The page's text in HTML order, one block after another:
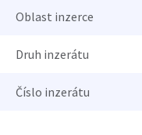
Oblast inzerce
Druh inzerátu
Číslo inzerátu